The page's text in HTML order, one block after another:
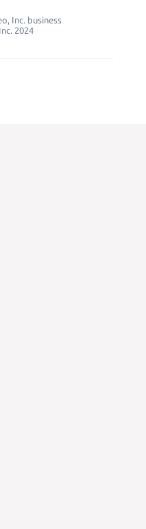
Inc. business
2024